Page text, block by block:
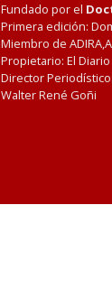
Fundado por el
Primera edición:
Miembro de
Propietario: El Diario
Director Periodístico:
Walter René Goñi